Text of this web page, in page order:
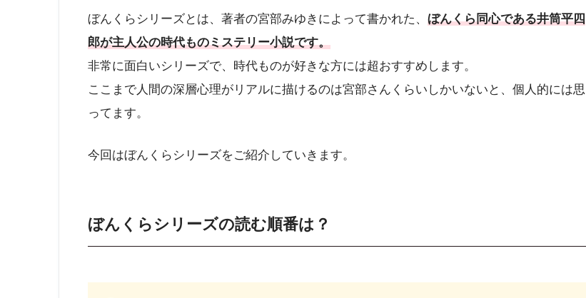
ぼんくらシリーズとは、著者の宮部みゆきによって書かれた、 ぼんくら同心である井筒平四
郎が主人公の時代ものミステリー小説です。
非常に面白いシリーズで、時代ものが好きな方には超おすすめします。
ここまで人間の深層心理がリアルに描けるのは宮部さんくらいしかいないと、個人的には思
ってます。
今回はぼんくらシリーズをご紹介していきます。
ぼんくらシリーズの読む順番は？